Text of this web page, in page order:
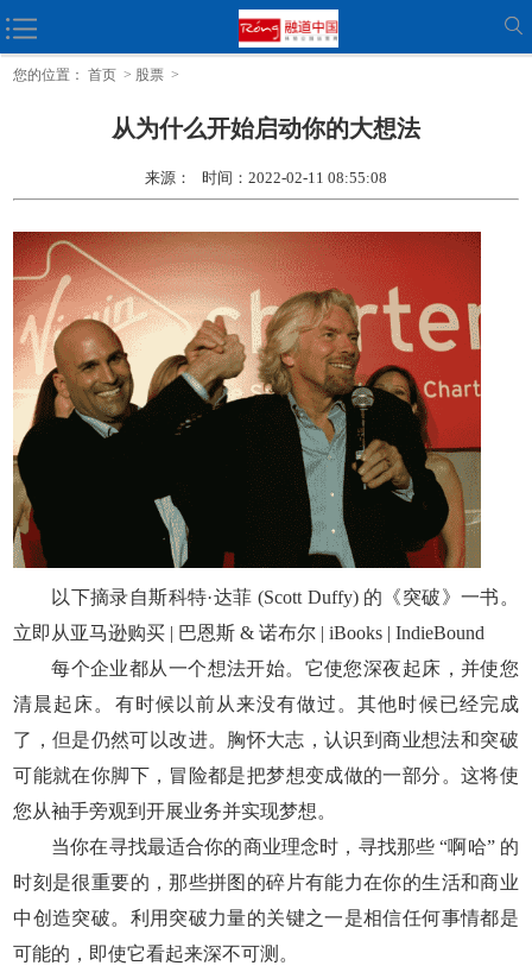
您的位置： 首页 > 股票 >
从为什么开始启动你的大想法
来源： 时间：2022-02-11 08:55:08
以下摘录自斯科特·达菲 (Scott Duffy) 的《突破》一书。
立即从亚马逊购买 | 巴恩斯 & 诺布尔 | iBooks | IndieBound
每个企业都从一个想法开始。它使您深夜起床，并使您
清晨起床。有时候以前从来没有做过。其他时候已经完成
了，但是仍然可以改进。胸怀大志，认识到商业想法­和突破
可能就在你脚下，冒险都是把梦想变成做的一部分。这将使
您从袖手旁观到开展业务并实现梦想。
当你在寻找最适合你的商业理念时，寻找那些 “啊哈” 的
时刻是很重要的，那些拼图的碎片有能力在你的生活和商业
中创造突破。利用突破力量的关键之一是相信任何事情都是
可能的，即使它看起来深不可测。